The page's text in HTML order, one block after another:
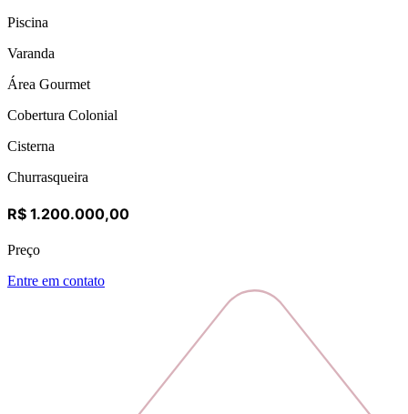
Piscina
Varanda
Área Gourmet
Cobertura Colonial
Cisterna
Churrasqueira
R$ 1.200.000,00
Preço
Entre em contato